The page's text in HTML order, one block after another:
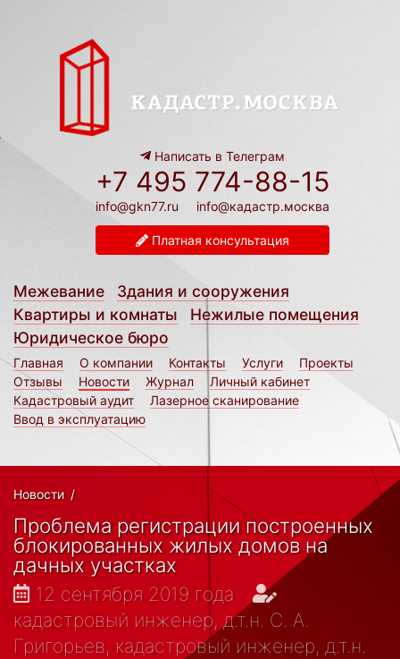
Написать в Телеграм
+7 495 774-88-15
info@gkn77.ru info@кадастр.москва
Платная консультация
Межевание
Здания и сооружения
Квартиры и комнаты
Нежилые помещения
Юридическое бюро
Главная О компании Контакты Услуги
Проекты
Отзывы
Новости Журнал
Личный кабинет
Кадастровый аудит
Лазерное сканирование
Ввод в эксплуатацию
Новости /
Проблема регистрации построенных
блокированных жилых домов на
дачных участках
12 сентября 2019 года
кадастровый инженер, д.т.н. С. А.
Григорьев, кадастровый инженер, д.т.н.